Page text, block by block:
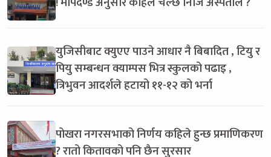
युजिसीबाट क्युएए पाउने आधार नै बिबादित , टियु र
पियु सम्बन्धन क्याम्पस भित्र स्कुलको पढाइ ,
त्रिभुवन आदर्शले हटायो ११-१२ को भर्ना
पोखरा नगरसभाको निर्णय कहिले हुन्छ प्रमाणिकरण
? रातो कितावको पनि छैन सुरसार